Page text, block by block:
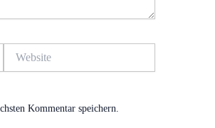
Kommentar speichern.